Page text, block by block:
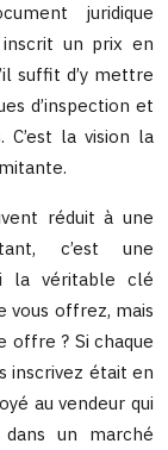
juridique
un prix en
suffit d’y mettre
d’inspection et
la vision la
réduit à une
c’est une
la véritable clé
vous offrez, mais
offre ? Si chaque
inscrivez était en
au vendeur qui
un marché